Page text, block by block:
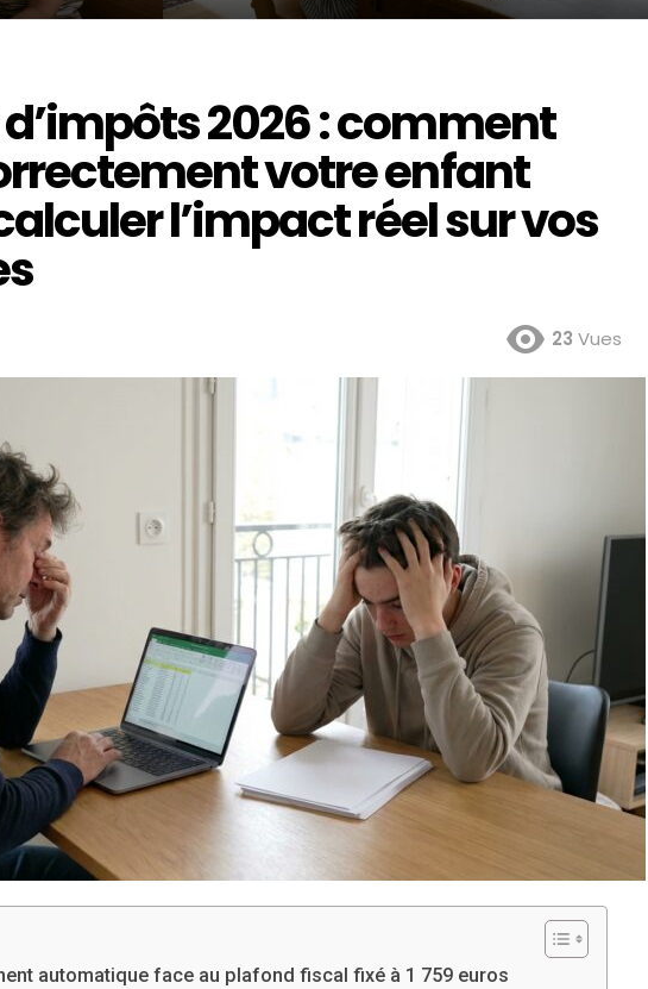
2026 : comment
votre enfant
l’impact réel sur vos
23 Vues
automatique face au plafond fiscal fixé à 1 759 euros